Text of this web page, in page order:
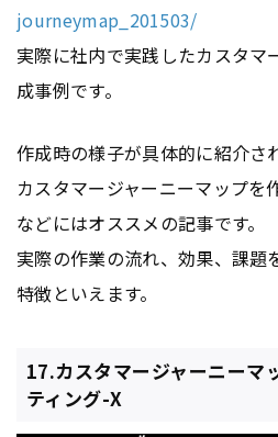
journeymap_201503/
実際に社内で実践したカスタマ
成事例です。
作成時の様子が具体的に紹介さ
カスタマージャーニーマップを
などにはオススメの記事です。
実際の作業の流れ、効果、課題
特徴といえます。
17.カスタマージャーニーマ
ティング-X